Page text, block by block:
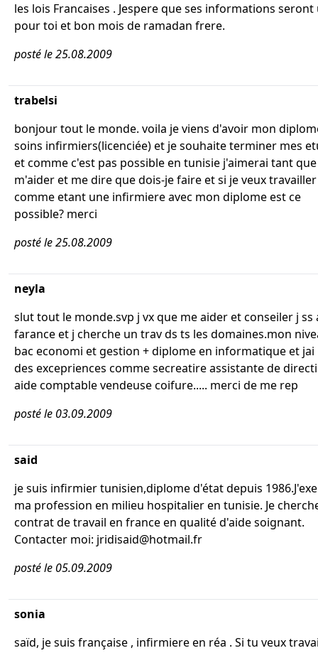
les lois Francaises . Jespere que ses informations seront
pour toi et bon mois de ramadan frere.
posté le 25.08.2009
trabelsi
bonjour tout le monde. voila je viens d'avoir mon
soins infirmiers(licenciée) et je souhaite terminer mes
et comme c'est pas possible en tunisie j'aimerai tant
m'aider et me dire que dois-je faire et si je veux travailler
comme etant une infirmiere avec mon diplome est ce
possible? merci
posté le 25.08.2009
neyla
slut tout le monde.svp j vx que me aider et conseiler j ss
farance et j cherche un trav ds ts les domaines.mon
bac economi et gestion + diplome en informatique et jai
des excepriences comme secreatire assistante de
aide comptable vendeuse coifure..... merci de me rep
posté le 03.09.2009
said
je suis infirmier tunisien,diplome d'état depuis
ma profession en milieu hospitalier en tunisie. Je
contrat de travail en france en qualité d'aide soignant.
Contacter moi: jridisaid@hotmail.fr
posté le 05.09.2009
sonia
saïd, je suis française , infirmiere en réa . Si tu veux